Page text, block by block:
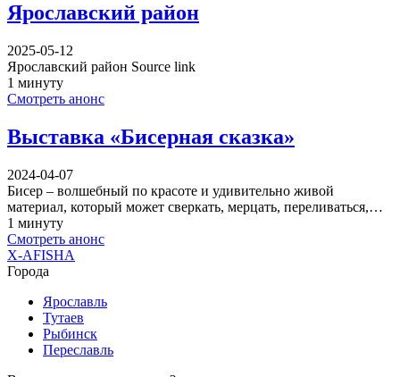
Ярославский район
2025-05-12
Ярославский район Source link
1 минуту
Смотреть анонс
Выставка «Бисерная сказка»
2024-04-07
Бисер – волшебный по красоте и удивительно живой
материал, который может сверкать, мерцать, переливаться,…
1 минуту
Смотреть анонс
X-AFISHA
Города
Ярославль
Тутаев
Рыбинск
Переславль